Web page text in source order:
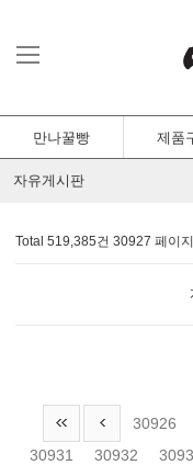
만나꿀빵 제품
자유게시판
Total 519,385건 30927 페이지
30926
30931
30932